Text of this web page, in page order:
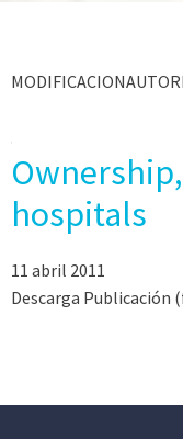
hospitals
11 abril 2011
Descarga Publicación